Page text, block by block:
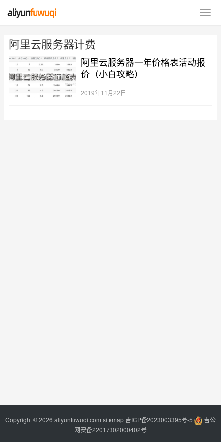
阿里云服务器计费
阿里云服务器一年价格表活动报
价（小白攻略）
2019年11月22日
Copyright © 2026 aliyunfuwuqi.com sitemap吉ICP备2023003395号-5
吉公
网安备22017302000402号